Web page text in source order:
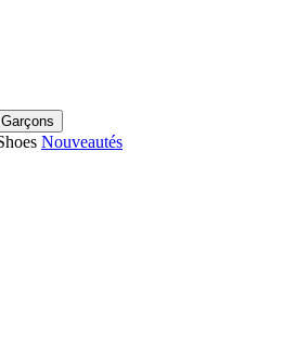
Garçons
Nouveautés